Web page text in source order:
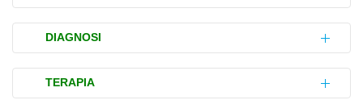
sintomi comecefalea, brividi, nausea,vomito,
febbreda 39,5 a 40° C e stato di grave
indebolimento possono verificarsi entro i
primi 10 giorni dall'esposizione.
Il microrganismo responsabile,
è un bacillo aerobio di piccole dimensioni,
pleiomorfo, immobile, non sporigeno e
DIAGNOSI
La diagnosi di tularemia viene fatta con la
TERAPIA